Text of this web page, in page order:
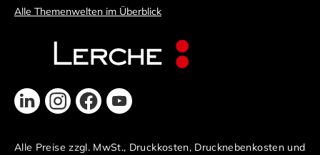
Alle Themenwelten im Überblick
Alle Preise zzgl. MwSt., Druckkosten, Drucknebenkosten und